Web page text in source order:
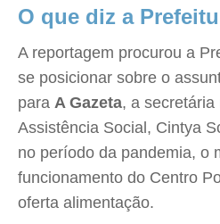
O que diz a
A reportagem procurou a
se posicionar sobre o
para A Gazeta, a
Assistência Social, Cintya
no período da pandemia, o
funcionamento do Centro
oferta alimentação.